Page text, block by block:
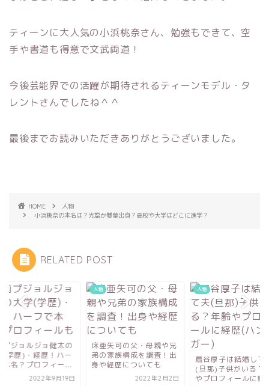
ティーンに大人気の小浜桃奈さん、勉強もできて、空
手や書道も得意で文武両道！
今後芸能界での活躍が期待されるティーンモデル・タ
レントさんでしたね＾＾
最後までお読みいただきありがとうございました。
HOME
人物
小浜桃奈の本名は？光塩か雙葉出身？高校や大学はどこに進学？
RELATED POST
矢可の父・母親や兄
家族構成を調査！出
経歴についても
2022年2月2日
人物
扇谷厚子は結婚して夫
(旦那)子供がいる？年齢
やプロフィールに経歴
人物
大前プジョルジョ健
大学(学歴)・経歴！
フで本名？プロフィ
2022年9